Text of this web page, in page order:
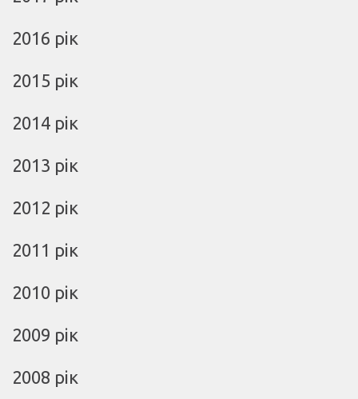
2016 рік
2015 рік
2014 рік
2013 рік
2012 рік
2011 рік
2010 рік
2009 рік
2008 рік